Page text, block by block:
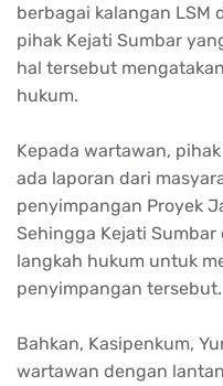
berbagai kalangan LSM
pihak Kejati Sumbar
hal tersebut
hukum.
Kepada wartawan,
ada laporan dari
penyimpangan Proyek
Sehingga Kejati
langkah hukum untuk
penyimpangan tersebut.
Bahkan, Kasipenkum,
wartawan dengan